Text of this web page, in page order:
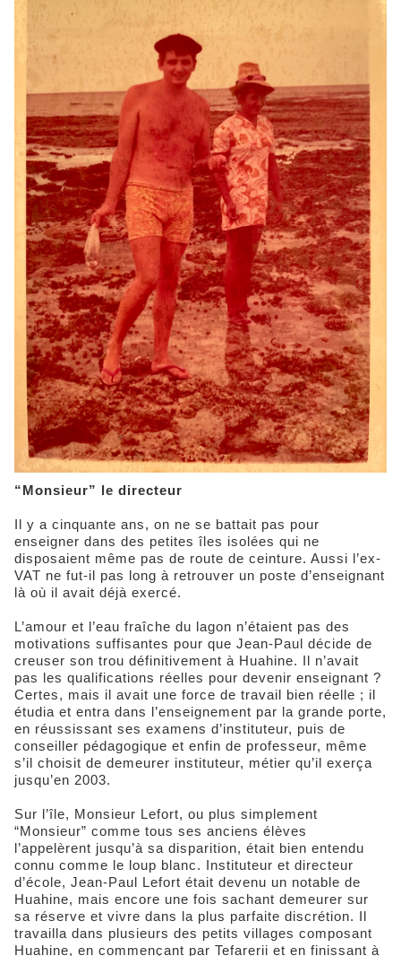
“Monsieur” le directeur
Il y a cinquante ans, on ne se battait pas pour
enseigner dans des petites îles isolées qui ne
disposaient même pas de route de ceinture. Aussi l’ex-
VAT ne fut-il pas long à retrouver un poste d’enseignant
là où il avait déjà exercé.
L’amour et l’eau fraîche du lagon n’étaient pas des
motivations suffisantes pour que Jean-Paul décide de
creuser son trou définitivement à Huahine. Il n’avait
pas les qualifications réelles pour devenir enseignant ?
Certes, mais il avait une force de travail bien réelle ; il
étudia et entra dans l’enseignement par la grande porte,
en réussissant ses examens d’instituteur, puis de
conseiller pédagogique et enfin de professeur, même
s’il choisit de demeurer instituteur, métier qu’il exerça
jusqu’en 2003.
Sur l’île, Monsieur Lefort, ou plus simplement
“Monsieur” comme tous ses anciens élèves
l’appelèrent jusqu’à sa disparition, était bien entendu
connu comme le loup blanc. Instituteur et directeur
d’école, Jean-Paul Lefort était devenu un notable de
Huahine, mais encore une fois sachant demeurer sur
sa réserve et vivre dans la plus parfaite discrétion. Il
travailla dans plusieurs des petits villages composant
Huahine, en commençant par Tefarerii et en finissant à